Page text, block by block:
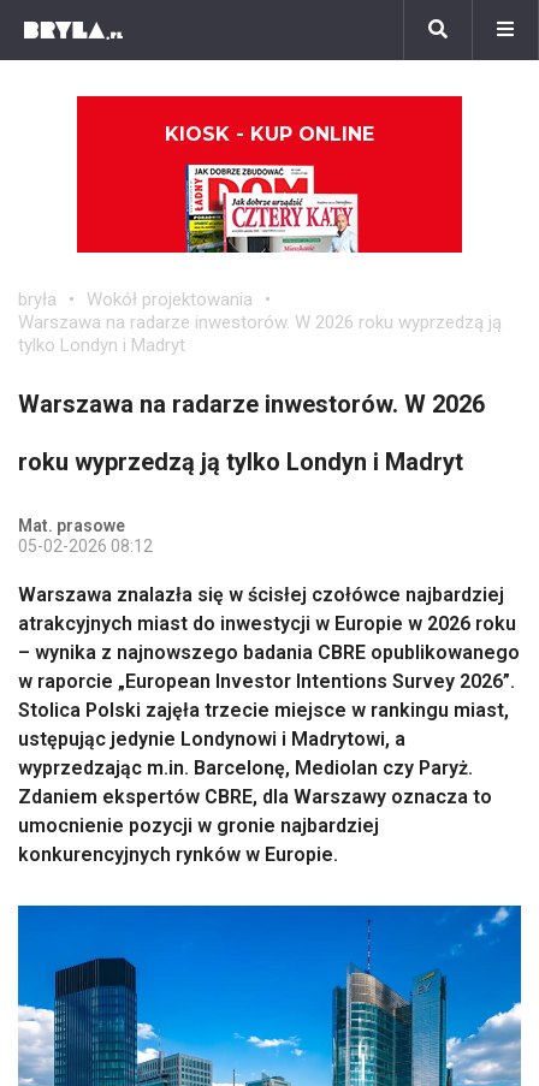
KIOSK - KUP ONLINE
bryła
Wokół projektowania
Warszawa na radarze inwestorów. W 2026 roku wyprzedzą ją
tylko Londyn i Madryt
Warszawa na radarze inwestorów. W 2026
roku wyprzedzą ją tylko Londyn i Madryt
Mat. prasowe
05-02-2026 08:12
Warszawa znalazła się w ścisłej czołówce najbardziej
atrakcyjnych miast do inwestycji w Europie w 2026 roku
– wynika z najnowszego badania CBRE opublikowanego
w raporcie „European Investor Intentions Survey 2026”.
Stolica Polski zajęła trzecie miejsce w rankingu miast,
ustępując jedynie Londynowi i Madrytowi, a
wyprzedzając m.in. Barcelonę, Mediolan czy Paryż.
Zdaniem ekspertów CBRE, dla Warszawy oznacza to
umocnienie pozycji w gronie najbardziej
konkurencyjnych rynków w Europie.